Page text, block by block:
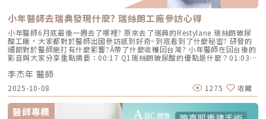
小年醫師去瑞典發現什麼? 瑞絲朗工廠參訪心得
小年醫師6月底最後一週去了哪裡? 原來去了瑞典的Restylane 瑞絲朗玻尿
酸工廠，大家都對於醫師出國參訪感到好奇~到底看到了什麼秘密? 研發的
細節對於醫師施打有什麼影響?Â帶了什麼收穫回台灣? 小年醫師在回台後的
影音與大家分享重點摘要：00:17 Q1瑞絲朗玻尿酸的優點是什麼？01:03
Q2參觀瑞絲朗的實驗室及工廠心得02:07 Q3為什麼打完玻尿酸會出現的不
自然、饅化02:44 總結分享LINE官方帳號一對一咨詢👉
https://reurl.cc/x3EQZN歡迎訂閱我的頻道👉https://reurl.cc/nY51k8關
注杰膚美診所FB👉https://reurl.cc/XQljva杰膚美診所官網👉
https://jfmskin.com/關注李杰年醫師FB👉https://reurl.cc/Mzk0nm杰膚
美診所地址：104台北市中山區復興北路50號2樓電話：02-8772-6625
李杰年 醫師
2025-10-08 1275 收藏
醫師專欄